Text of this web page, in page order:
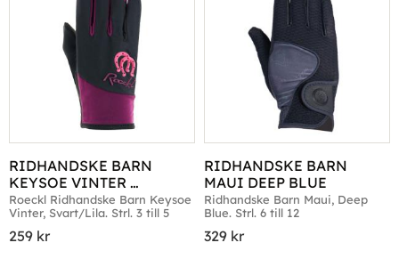
RIDHANDSKE BARN
KEYSOE VINTER
SVART/LILA
Roeckl Ridhandske Barn Keysoe
Vinter, Svart/Lila. Strl. 3 till 5
259 kr
RIDHANDSKE BARN
MAUI DEEP BLUE
Ridhandske Barn Maui, Deep
Blue. Strl. 6 till 12
329 kr